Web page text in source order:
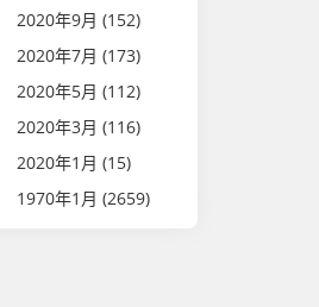
2020年9月 (152)
2020年7月 (173)
2020年5月 (112)
2020年3月 (116)
2020年1月 (15)
1970年1月 (2659)